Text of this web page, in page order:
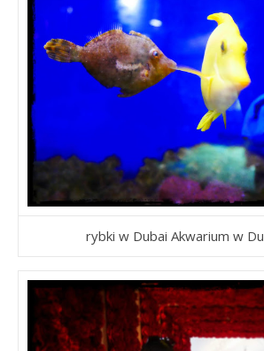
rybki w Dubai Akwarium w